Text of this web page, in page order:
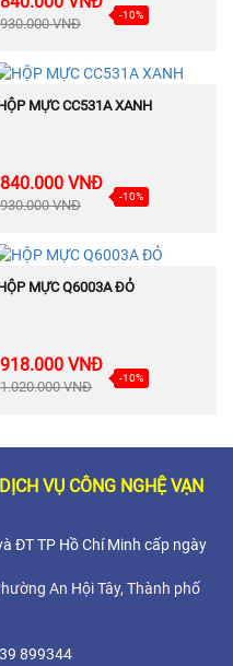
930.000 VNĐ
-10%
BÁN
CHẠY
MUA NGAY
MỰC CC531A XANH
840.000 VNĐ
930.000 VNĐ
-10%
BÁN
CHẠY
MUA NGAY
MỰC Q6003A ĐỎ
918.000 VNĐ
1.020.000 VNĐ
-10%
VỤ CÔNG NGHỆ VẠN
ĐT TP Hồ Chí Minh cấp ngày
An Hội Tây, Thành phố
899344